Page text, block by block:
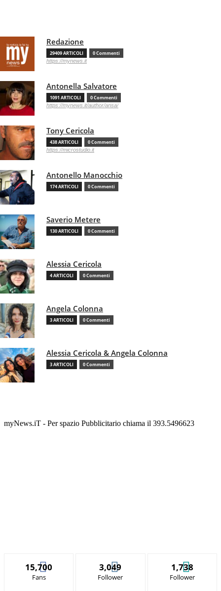
Redazione
29409 ARTICOLI 0 Commenti
https://mynews.it
Antonella Salvatore
1091 ARTICOLI 0 Commenti
https://mynews.it/author/ansa/
Tony Cericola
438 ARTICOLI 0 Commenti
https://microstudio.it
Antonello Manocchio
174 ARTICOLI 0 Commenti
Saverio Metere
130 ARTICOLI 0 Commenti
Alessia Cericola
4 ARTICOLI 0 Commenti
Angela Colonna
3 ARTICOLI 0 Commenti
Alessia Cericola & Angela Colonna
3 ARTICOLI 0 Commenti
myNews.iT - Per spazio Pubblicitario chiama il 393.5496623
15,700
Fans
3,049
Follower
1,738
Follower